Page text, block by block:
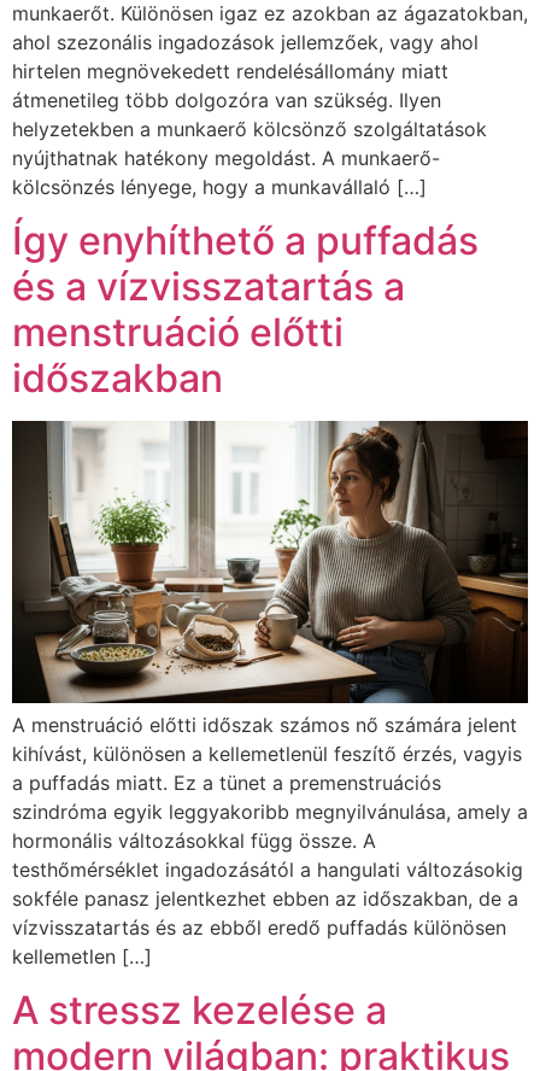
munkaerőt. Különösen igaz ez azokban az ágazatokban,
ahol szezonális ingadozások jellemzőek, vagy ahol
hirtelen megnövekedett rendelésállomány miatt
átmenetileg több dolgozóra van szükség. Ilyen
helyzetekben a munkaerő kölcsönző szolgáltatások
nyújthatnak hatékony megoldást. A munkaerő-
kölcsönzés lényege, hogy a munkavállaló […]
Így enyhíthető a puffadás
és a vízvisszatartás a
menstruáció előtti
időszakban
A menstruáció előtti időszak számos nő számára jelent
kihívást, különösen a kellemetlenül feszítő érzés, vagyis
a puffadás miatt. Ez a tünet a premenstruációs
szindróma egyik leggyakoribb megnyilvánulása, amely a
hormonális változásokkal függ össze. A
testhőmérséklet ingadozásától a hangulati változásokig
sokféle panasz jelentkezhet ebben az időszakban, de a
vízvisszatartás és az ebből eredő puffadás különösen
kellemetlen […]
A stressz kezelése a
modern világban: praktikus